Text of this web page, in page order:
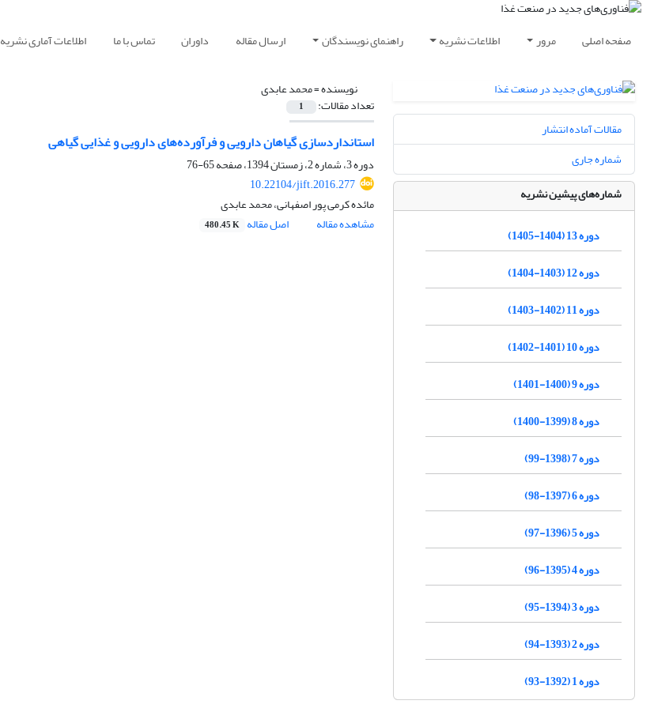
صفحه اصلی مرور اطلاعات نشریه راهنمای نویسندگان ارسال مقاله داوران تماس با ما اطلاعات آماری نشریه
نویسنده =محمد عابدی
تعداد مقالات: 1
استانداردسازی گیاهان دارویی و فرآورده‌های دارویی و غذایی گیاهی
دوره 3، شماره 2، زمستان 1394، صفحه
65-76
10.22104/jift.2016.277
مائده کرمی پور اصفهانی، محمد عابدی
مشاهده مقاله
اصل مقاله 480.45 K
مقالات آماده انتشار
شماره جاری
شماره‌های پیشین نشریه
دوره 13 (1404-1405)
دوره 12 (1403-1404)
دوره 11 (1402-1403)
دوره 10 (1401-1402)
دوره 9 (1400-1401)
دوره 8 (1399-1400)
دوره 7 (1398-99)
دوره 6 (1397-98)
دوره 5 (1396-97)
دوره 4 (1395-96)
دوره 3 (1394-95)
دوره 2 (1393-94)
دوره 1 (1392-93)